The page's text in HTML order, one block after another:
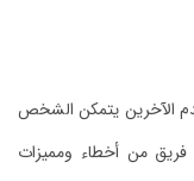
الآخرين يتمكن الشخص
من أخطاء ومميزات